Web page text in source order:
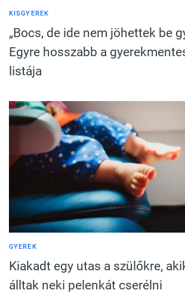
KISGYEREK
„Bocs, de ide nem jöhettek be
Egyre hosszabb a
listája
GYEREK
Kiakadt egy utas a szülőkre,
álltak neki pelenkát cserélni